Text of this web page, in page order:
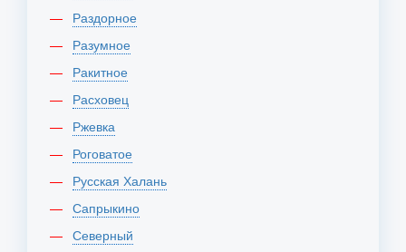
Раздорное
Разумное
Ракитное
Расховец
Ржевка
Роговатое
Русская Халань
Сапрыкино
Северный